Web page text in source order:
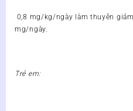
0,8 mg/kg/ngày làm thuyên
mg/ngày.
Trẻ em: